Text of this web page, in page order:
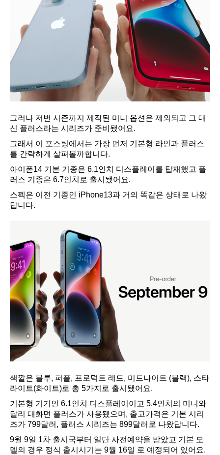
그러나 저번 시즌까지 제작된 미니 옵션은 제외되고 그 대
신 플러스라는 시리즈가 준비됐어요.
그래서 이 포스팅에서는 가장 먼저 기본형 라인과 플러스
를 간략하게 살펴볼까합니다.
아이폰14 기본 기종은 6.1인치 디스플레이를 탑재했고 플
러스 기종은 6.7인치로 출시됐어요.
스펙은 이전 기종인 iPhone13과 거의 똑같은 상태로 나왔
답니다.
색깔은 블루, 퍼플, 프로덕트 레드, 미드나이트 (블랙), 스타
라이트(화이트)로 총 5가지로 출시됐어요.
기본형 기기인 6.1인치 디스플레이이고 5.4인치의 미니와
달리 대화면 플러스가 사용됐으며, 출고가격은 기본 시리
즈가 799달러, 플러스 시리즈는 899달러로 나왔답니다.
9월 9일 1차 출시국부터 일단 사전예약을 받았고 기본 모
델의 경우 정식 출시시기는 9월 16일 로 예정되어 있어요.